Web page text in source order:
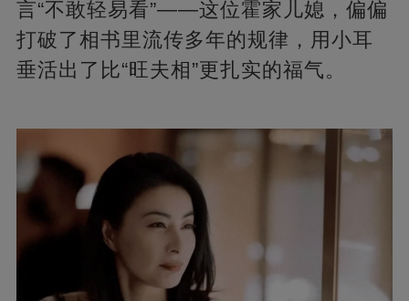
言“不敢轻易看”——这位霍家儿媳，偏偏
打破了相书里流传多年的规律，用小耳
垂活出了比“旺夫相”更扎实的福气。